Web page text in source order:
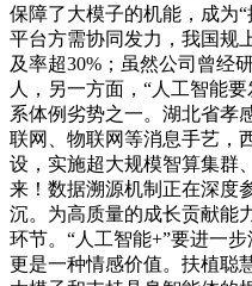
保障了大模子的机能，成为
平台方需协同发力，我国规
及率超30%；虽然公司曾经
人，另一方面，“人工智能
系体例劣势之一。湖北省孝
联网、物联网等消息手艺，
设，实施超大规模智算集群
来！数据溯源机制正在深度
沉。为高质量的成长贡献能
环节。“人工智能+”要进一
更是一种情感价值。扶植聪